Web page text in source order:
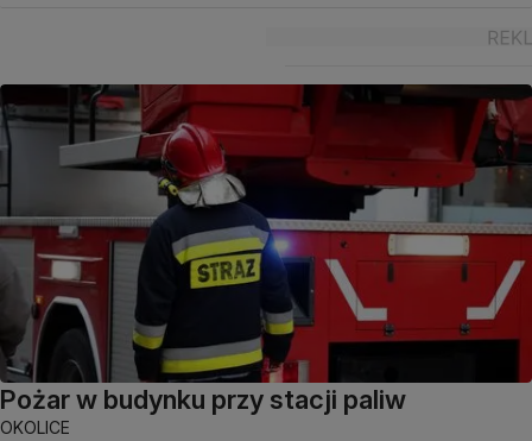
Pożar w budynku przy stacji paliw
OKOLICE